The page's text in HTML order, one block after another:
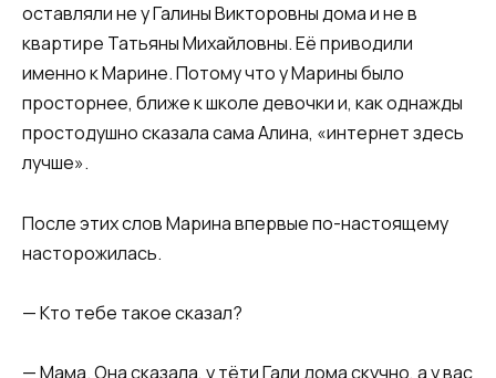
оставляли не у Галины Викторовны дома и не в
квартире Татьяны Михайловны. Её приводили
именно к Марине. Потому что у Марины было
просторнее, ближе к школе девочки и, как однажды
простодушно сказала сама Алина, «интернет здесь
лучше».
После этих слов Марина впервые по-настоящему
насторожилась.
— Кто тебе такое сказал?
— Мама. Она сказала, у тёти Гали дома скучно, а у вас